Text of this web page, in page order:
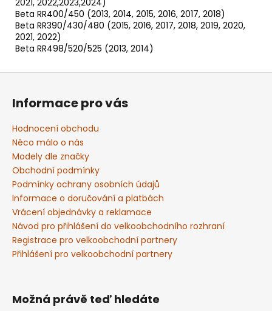
2021, 2022,2023,2024)
Beta RR400/450 (2013, 2014, 2015, 2016, 2017, 2018)
Beta RR390/430/480 (2015, 2016, 2017, 2018, 2019, 2020,
2021, 2022)
Beta RR498/520/525 (2013, 2014)
Informace pro vás
Hodnocení obchodu
Něco málo o nás
Modely dle značky
Obchodní podmínky
Podmínky ochrany osobních údajů
Informace o doručování a platbách
Vrácení objednávky a reklamace
Návod pro přihlášení do velkoobchodního rozhraní
Registrace pro velkoobchodní partnery
Přihlášení pro velkoobchodní partnery
Možná právě teď hledáte